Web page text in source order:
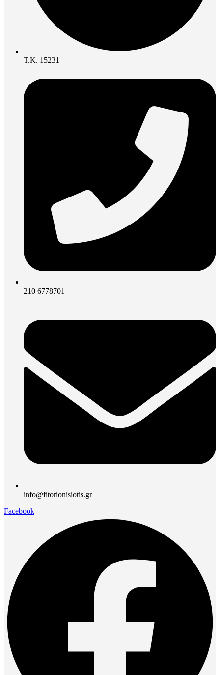
Τ.Κ. 15231
210 6778701
info@fitorionisiotis.gr
Facebook